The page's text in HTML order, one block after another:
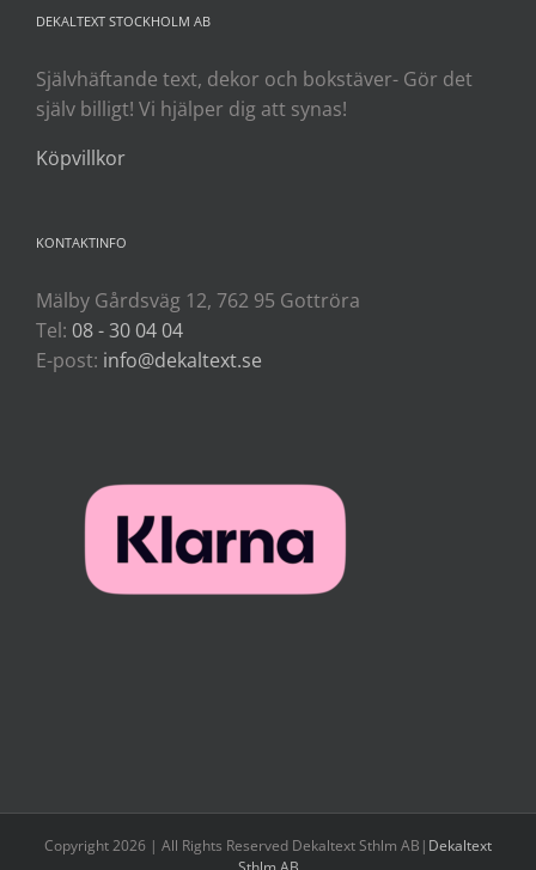
DEKALTEXT STOCKHOLM AB
Självhäftande text, dekor och bokstäver- Gör det
själv billigt! Vi hjälper dig att synas!
Köpvillkor
KONTAKTINFO
Mälby Gårdsväg 12, 762 95 Gottröra
Tel: 08 - 30 04 04
E-post: info@dekaltext.se
Copyright 2026 | All Rights Reserved Dekaltext Sthlm AB| Dekaltext